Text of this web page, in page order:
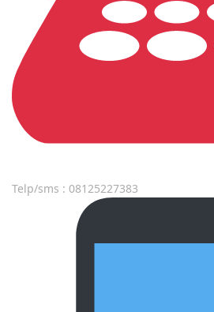
Telp/sms : 08125227383